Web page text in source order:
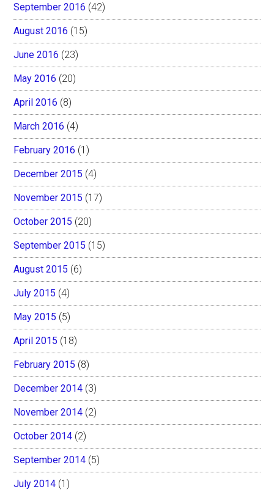
September 2016 (42)
August 2016 (15)
June 2016 (23)
May 2016 (20)
April 2016 (8)
March 2016 (4)
February 2016 (1)
December 2015 (4)
November 2015 (17)
October 2015 (20)
September 2015 (15)
August 2015 (6)
July 2015 (4)
May 2015 (5)
April 2015 (18)
February 2015 (8)
December 2014 (3)
November 2014 (2)
October 2014 (2)
September 2014 (5)
July 2014 (1)